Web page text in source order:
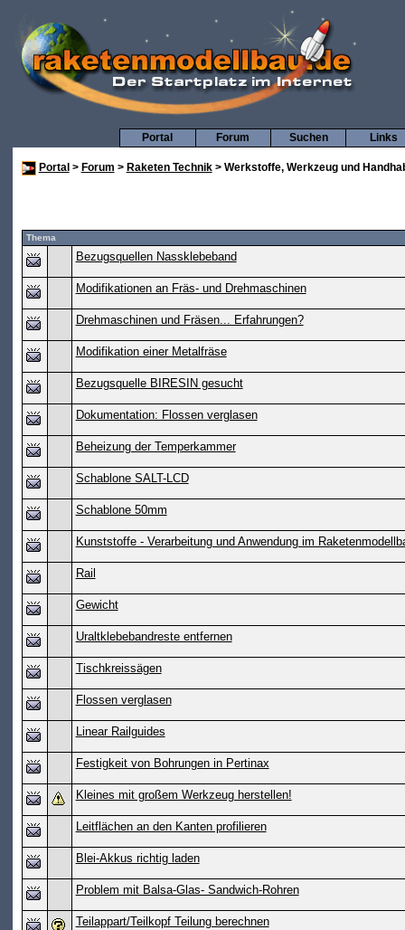
Links
Suchen
Forum
Portal
Portal > Forum > Raketen Technik> Werkstoffe, Werkzeug und
Thema
Bezugsquellen Nassklebeband
Modifikationen an Fräs- und Drehmaschinen
Drehmaschinen und Fräsen... Erfahrungen?
Modifikation einer Metalfräse
Bezugsquelle BIRESIN gesucht
Dokumentation: Flossen verglasen
Beheizung der Temperkammer
Schablone SALT-LCD
Schablone 50mm
Kunststoffe - Verarbeitung und Anwendung im
Rail
Gewicht
Uraltklebebandreste entfernen
Tischkreissägen
Flossen verglasen
Linear Railguides
Festigkeit von Bohrungen in Pertinax
Kleines mit großem Werkzeug herstellen!
Leitflächen an den Kanten profilieren
Blei-Akkus richtig laden
Problem mit Balsa-Glas- Sandwich-Rohren
Teilappart/Teilkopf Teilung berechnen